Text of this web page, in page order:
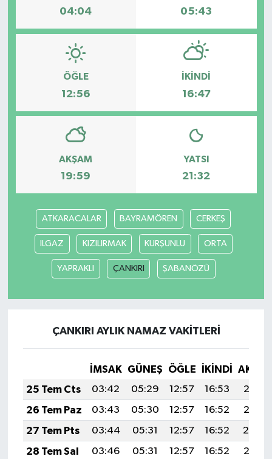
04:04 05:43
ÖĞLE
12:56
İKINDI
16:47
AKŞAM
19:59
YATSI
21:32
ATKARACALAR BAYRAMÖREN CERKEŞ
ILGAZ KIZILIRMAK KURŞUNLU ORTA
YAPRAKLI ÇANKIRI ŞABANÖZÜ
ÇANKIRI AYLIK NAMAZ VAKITLERI
İMSAK GÜNEŞ ÖĞLE İKINDI
25 Tem Cts
03:42 05:29 12:57 16:53
20:15
26 Tem Paz
03:43 05:30 12:57 16:52
20:15
27 Tem Pts
03:44 05:31 12:57 16:52
20:14
28 Tem Sal
03:46 05:31 12:57 16:52
20:13